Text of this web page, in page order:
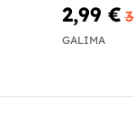
2,99 €
GALIMA